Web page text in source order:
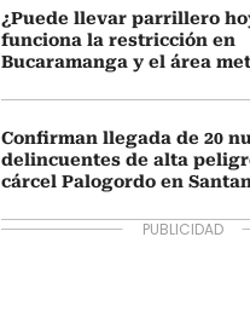
¿Puede llevar parrillero
funciona la restricción en
Bucaramanga y el área
Confirman llegada de 20
delincuentes de alta
cárcel Palogordo en